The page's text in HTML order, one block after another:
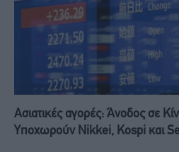
Ασιατικές αγορές: Άνοδος σε
Υποχωρούν Nikkei, Kospi και